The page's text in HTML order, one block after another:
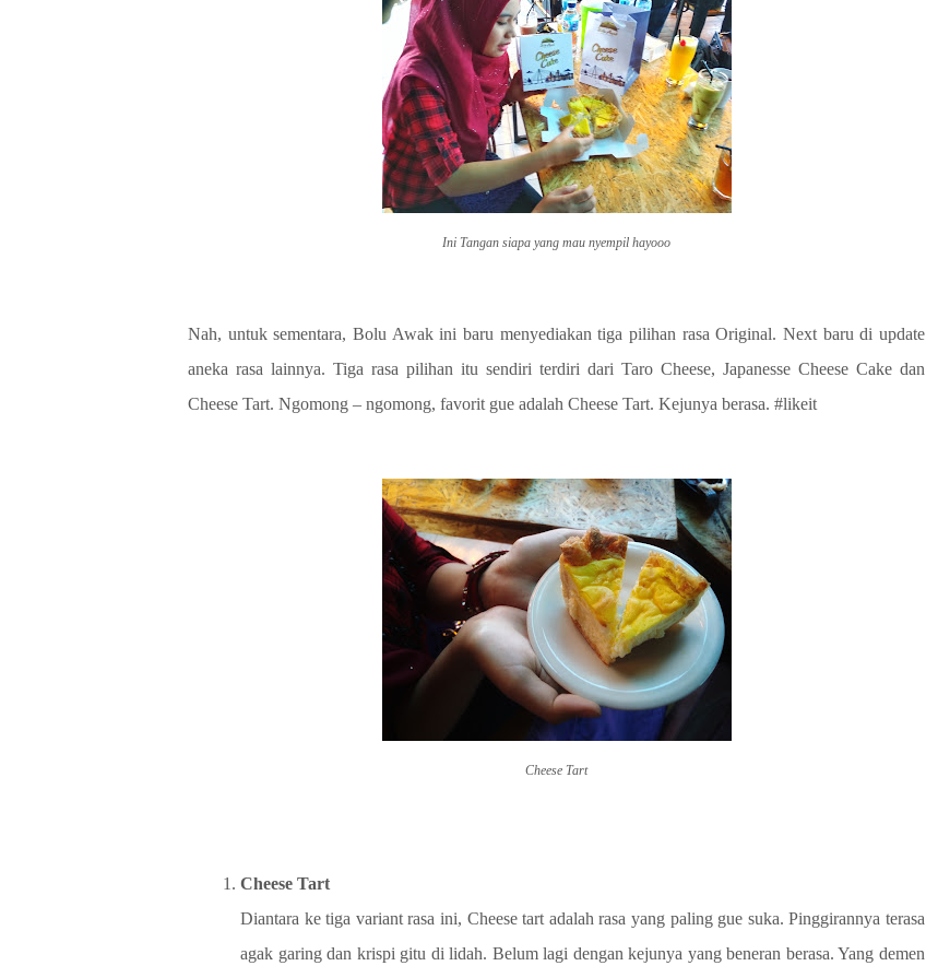
Ini Tangan siapa yang mau nyempil hayooo
Nah, untuk sementara, Bolu Awak ini baru menyediakan tiga pilihan rasa Original. Next baru di update
aneka rasa lainnya. Tiga rasa pilihan itu sendiri terdiri dari Taro Cheese, Japanesse Cheese Cake dan
Cheese Tart. Ngomong – ngomong, favorit gue adalah Cheese Tart. Kejunya berasa. #likeit
Cheese Tart
Cheese Tart
Diantara ke tiga variant rasa ini, Cheese tart adalah rasa yang paling gue suka. Pinggirannya terasa
agak garing dan krispi gitu di lidah. Belum lagi dengan kejunya yang beneran berasa. Yang demen